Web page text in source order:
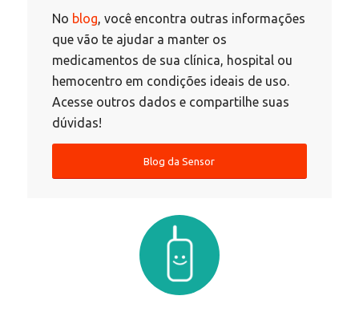
No blog, você encontra outras informações
que vão te ajudar a manter os
medicamentos de sua clínica, hospital ou
hemocentro em condições ideais de uso.
Acesse outros dados e compartilhe suas
dúvidas!
Blog da Sensor